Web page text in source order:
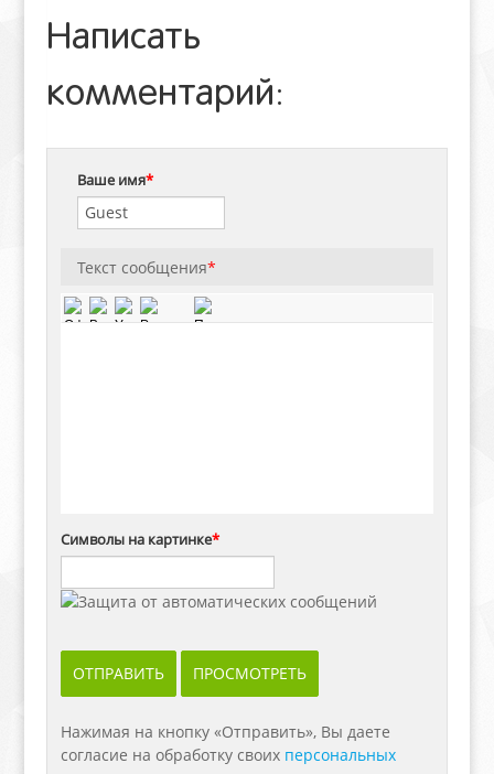
Написать
комментарий:
Ваше имя*
Текст сообщения*
Символы на картинке*
Нажимая на кнопку «Отправить», Вы даете
согласие на обработку своих персональных